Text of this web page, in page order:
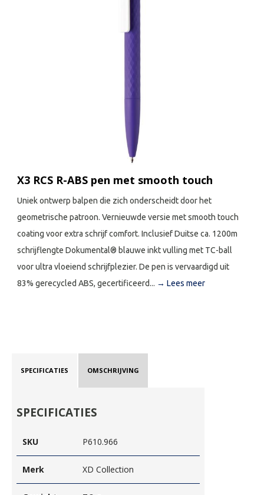
X3 RCS R-ABS pen met smooth touch
Uniek ontwerp balpen die zich onderscheidt door het
geometrische patroon. Vernieuwde versie met smooth touch
coating voor extra schrijf comfort. Inclusief Duitse ca. 1200m
schrijflengte Dokumental® blauwe inkt vulling met TC-ball
voor ultra vloeiend schrijfplezier. De pen is vervaardigd uit
83% gerecycled ABS, gecertificeerd... → Lees meer
SPECIFICATIES OMSCHRIJVING
SPECIFICATIES
SKU P610.966
Merk XD Collection